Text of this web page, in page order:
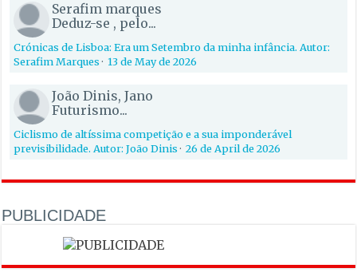
Serafim marques
Deduz-se , pelo...
Crónicas de Lisboa: Era um Setembro da minha infância. Autor:
Serafim Marques·13 de May de 2026
João Dinis, Jano
Futurismo...
Ciclismo de altíssima competição e a sua imponderável
previsibilidade. Autor: João Dinis·26 de April de 2026
PUBLICIDADE